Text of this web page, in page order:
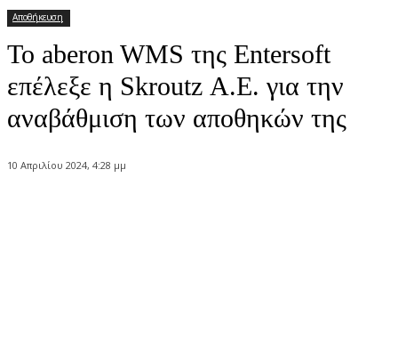
Αποθήκευση
Το aberon WMS της Entersoft
επέλεξε η Skroutz Α.Ε. για την
αναβάθμιση των αποθηκών της
10 Απριλίου 2024, 4:28 μμ